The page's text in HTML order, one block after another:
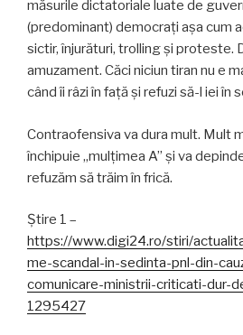
măsurile dictatoriale luate de
(predominant) democrați așa cum
sictir, înjurături, trolling și proteste.
amuzament. Căci niciun tiran nu e
când îi râzi în față și refuzi să-l iei în
Contraofensiva va dura mult. Mult
închipuie „mulțimea A” și va
refuzăm să trăim în frică.
Știre 1 –
https://www.digi24.ro/stiri/
me-scandal-in-sedinta-pnl-din-
comunicare-ministrii-criticati-dur-
1295427